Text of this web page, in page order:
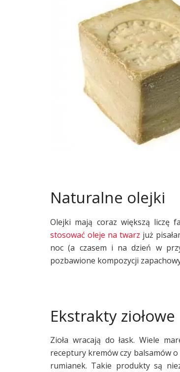
Naturalne olejki
Olejki mają coraz większą liczę
stosować oleje na twarz już
noc (a czasem i na dzień w
pozbawione kompozycji
Ekstrakty ziołowe
Zioła wracają do łask. Wiele
receptury kremów czy balsamów
rumianek. Takie produkty są